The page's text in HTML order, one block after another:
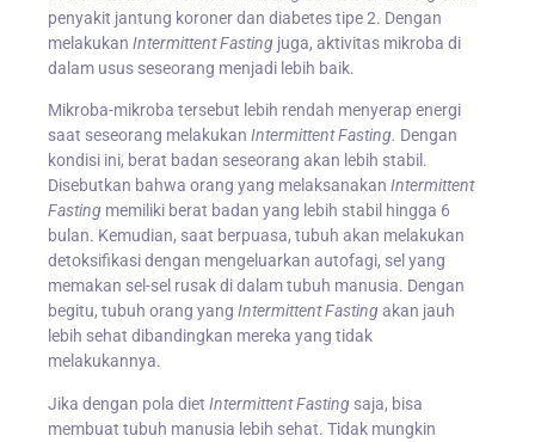
penyakit jantung koroner dan diabetes tipe 2. Dengan
melakukan Intermittent Fasting juga, aktivitas mikroba di
dalam usus seseorang menjadi lebih baik.
Mikroba-mikroba tersebut lebih rendah menyerap energi
saat seseorang melakukan Intermittent Fasting. Dengan
kondisi ini, berat badan seseorang akan lebih stabil.
Disebutkan bahwa orang yang melaksanakan Intermittent
Fasting memiliki berat badan yang lebih stabil hingga 6
bulan. Kemudian, saat berpuasa, tubuh akan melakukan
detoksifikasi dengan mengeluarkan autofagi, sel yang
memakan sel-sel rusak di dalam tubuh manusia. Dengan
begitu, tubuh orang yang Intermittent Fastingakan jauh
lebih sehat dibandingkan mereka yang tidak
melakukannya.
Jika dengan pola diet Intermittent Fasting saja, bisa
membuat tubuh manusia lebih sehat. Tidak mungkin